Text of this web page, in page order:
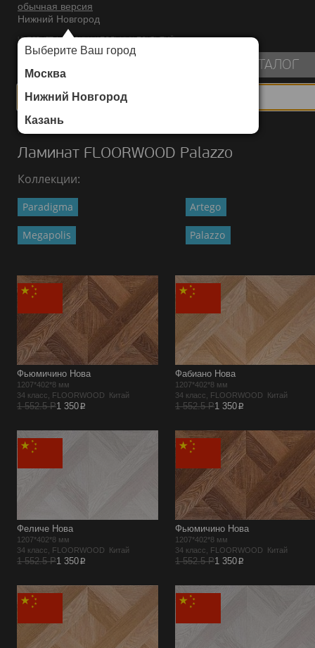
обычная версия
Нижний Новгород
Выберите Ваш город
Москва
Нижний Новгород
Казань
ИНТЕРНЕТ-МАГАЗИН НАПОЛЬНЫХ ПОКРЫТИЙ
КАТАЛОГ
Каталог
Ламинат FLOORWOOD Palazzo
Коллекции:
Paradigma Artego
Megapolis Palazzo
Фьюмичино Нова
1207*402*8 мм
34 класс, FLOORWOOD Китай
1 552.5 Р1 350p
Фабиано Нова
1207*402*8 мм
34 класс, FLOORWOOD Китай
1 552.5 Р1 350p
Феличе Нова
1207*402*8 мм
34 класс, FLOORWOOD Китай
1 552.5 Р1 350p
Фьюмичино Нова
1207*402*8 мм
34 класс, FLOORWOOD Китай
1 552.5 Р1 350p